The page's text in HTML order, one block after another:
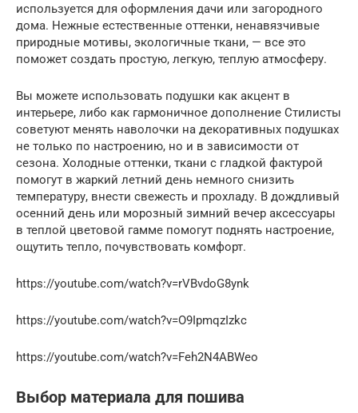
используется для оформления дачи или загородного
дома. Нежные естественные оттенки, ненавязчивые
природные мотивы, экологичные ткани, — все это
поможет создать простую, легкую, теплую атмосферу.
Вы можете использовать подушки как акцент в
интерьере, либо как гармоничное дополнение Стилисты
советуют менять наволочки на декоративных подушках
не только по настроению, но и в зависимости от
сезона. Холодные оттенки, ткани с гладкой фактурой
помогут в жаркий летний день немного снизить
температуру, внести свежесть и прохладу. В дождливый
осенний день или морозный зимний вечер аксессуары
в теплой цветовой гамме помогут поднять настроение,
ощутить тепло, почувствовать комфорт.
https://youtube.com/watch?v=rVBvdoG8ynk
https://youtube.com/watch?v=O9IpmqzIzkc
https://youtube.com/watch?v=Feh2N4ABWeo
Выбор материала для пошива